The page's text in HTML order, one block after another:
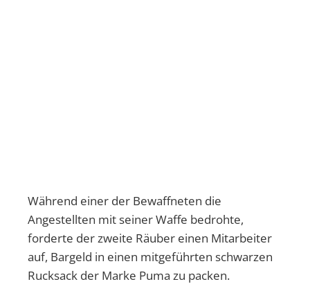
Während einer der Bewaffneten die
Angestellten mit seiner Waffe bedrohte,
forderte der zweite Räuber einen Mitarbeiter
auf, Bargeld in einen mitgeführten schwarzen
Rucksack der Marke Puma zu packen.